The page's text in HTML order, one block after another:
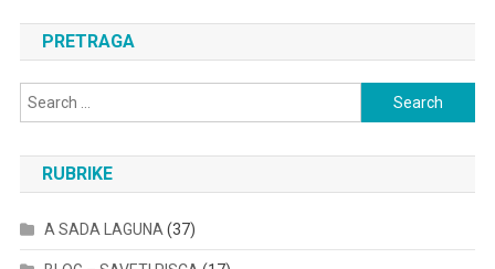
PRETRAGA
Search
for:
RUBRIKE
A SADA LAGUNA (37)